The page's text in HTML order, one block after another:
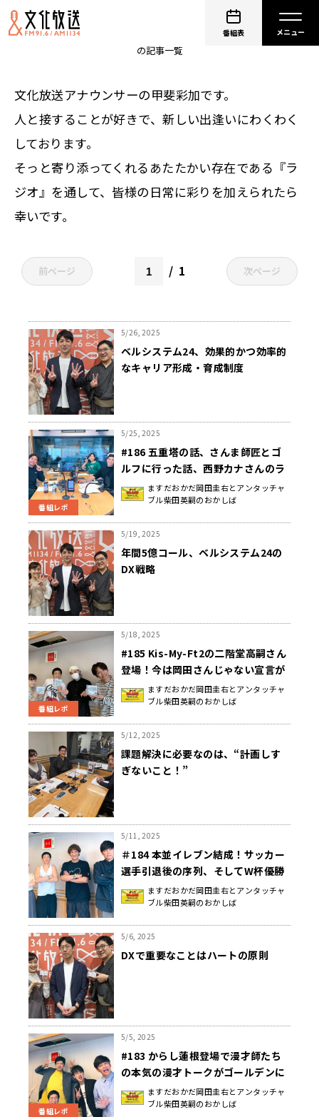
番組表
の記事一覧
文化放送アナウンサーの甲斐彩加です。
人と接することが好きで、新しい出逢いにわくわく
しております。
そっと寄り添ってくれるあたたかい存在である『ラ
ジオ』を通して、皆様の日常に彩りを加えられたら
幸いです。
前ページ 1 次ページ
5/26, 2025
ベルシステム24、効果的かつ効率的
なキャリア形成・育成制度
番組レポ
5/25, 2025
#186 五重塔の話、さんま師匠とゴ
ルフに行った話、西野カナさんのラ
イブの話。世界遺産満載だった日曜
地獄
ますだおかだ岡田圭右とアンタッチャ
ブル柴田英嗣のおかしば
5/19, 2025
年間5億コール、ベルシステム24の
DX戦略
番組レポ
5/18, 2025
#185 Kis-My-Ft2の二階堂高嗣さん
登場！今は岡田さんじゃない宣言が
飛び出した日曜地獄
ますだおかだ岡田圭右とアンタッチャ
ブル柴田英嗣のおかしば
5/12, 2025
課題解決に必要なのは、“計画しす
ぎないこと！”
5/11, 2025
＃184 本並イレブン結成！サッカー
選手引退後の序列、そしてW杯優勝
級のモテエピソードを披露した日曜
地獄
ますだおかだ岡田圭右とアンタッチャ
ブル柴田英嗣のおかしば
5/6, 2025
DXで重要なことはハートの原則
番組レポ
5/5, 2025
#183 からし蓮根登場で漫才師たち
の本気の漫才トークがゴールデンに
輝いた日曜地獄
ますだおかだ岡田圭右とアンタッチャ
ブル柴田英嗣のおかしば